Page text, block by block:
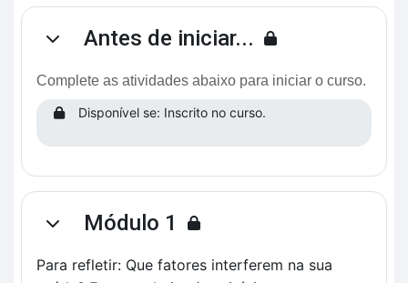
ContrairAntes de iniciar...
Complete as atividades abaixo para iniciar o curso.
Disponível se: Inscrito no curso.
ContrairMódulo 1
Para refletir: Que fatores interferem na sua